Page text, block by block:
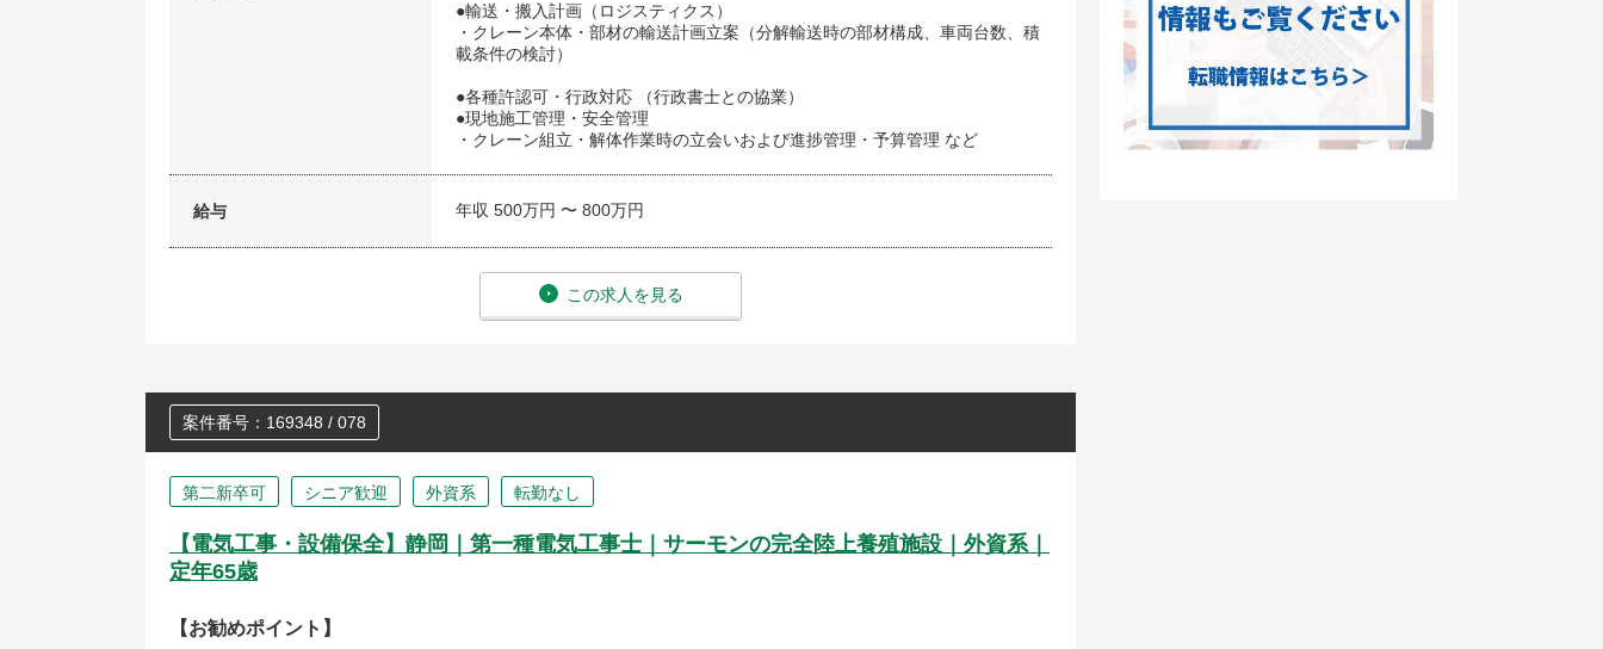
●輸送・搬入計画（ロジスティクス）
・クレーン本体・部材の輸送計画立案（分解輸送時の部材構成、車両台数、積
載条件の検討）
●各種許認可・行政対応 （行政書士との協業）
●現地施工管理・安全管理
・クレーン組立・解体作業時の立会いおよび進捗管理・予算管理 など
給与 年収 500万円 〜 800万円
この求人を見る
案件番号：169348 / 078
第二新卒可 シニア歓迎 外資系 転勤なし
【電気工事・設備保全】静岡｜第一種電気工事士｜サーモンの完全陸上養殖施設｜外資系｜
定年65歳
【お勧めポイント】